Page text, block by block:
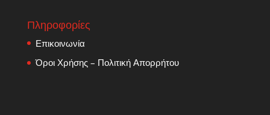
Πληροφορίες
Επικοινωνία
Όροι Χρήσης – Πολιτική Απορρήτου